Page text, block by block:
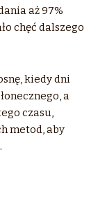
aż 97%
chęć dalszego
kiedy dni
a
czasu,
metod, aby